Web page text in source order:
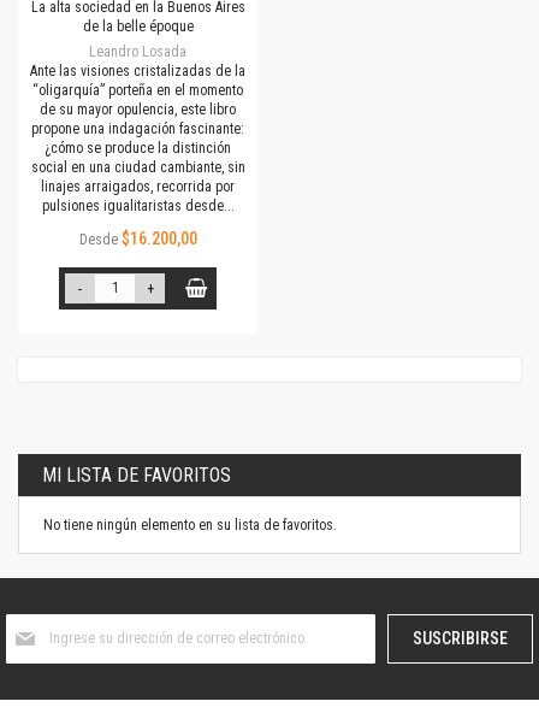
La alta sociedad en la Buenos Aires
de la belle époque
Leandro Losada
Ante las visiones cristalizadas de la
“oligarquía” porteña en el momento
de su mayor opulencia, este libro
propone una indagación fascinante:
¿cómo se produce la distinción
social en una ciudad cambiante, sin
linajes arraigados, recorrida por
pulsiones igualitaristas desde...
Desde $16.200,00
- +
MI LISTA DE FAVORITOS
No tiene ningún elemento en su lista de favoritos.
boletín
SUSCRIBIRSE